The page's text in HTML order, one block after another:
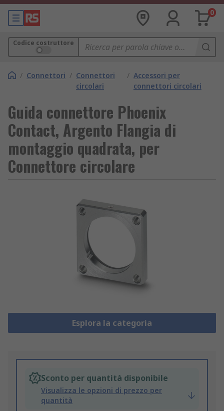
0
Codice costruttore
/ Connettori / Connettori
circolari
/ Accessori per
connettori circolari
Guida connettore Phoenix
Contact, Argento Flangia di
montaggio quadrata, per
Connettore circolare
Esplora la categoria
Sconto per quantità disponibile
Visualizza le opzioni di prezzo per
quantità